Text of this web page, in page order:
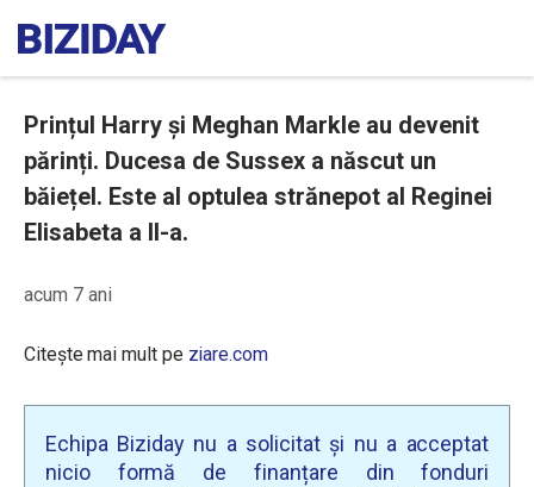
Prințul Harry și Meghan Markle au devenit
părinți. Ducesa de Sussex a născut un
băiețel. Este al optulea strănepot al Reginei
Elisabeta a II-a.
acum 7 ani
Citește mai mult pe ziare.com
Echipa Biziday nu a solicitat și nu a acceptat
nicio formă de finanțare din fonduri